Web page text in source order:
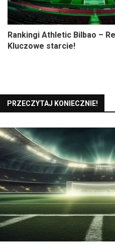
Rankingi Athletic Bilbao –
Kluczowe starcie!
PRZECZYTAJ KONIECZNIE!